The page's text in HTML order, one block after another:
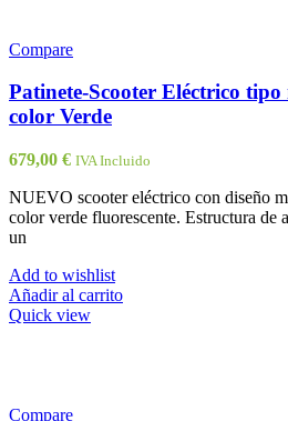
Compare
Patinete-Scooter Eléctrico
color Verde
679,00 € IVA Incluido
NUEVO scooter eléctrico con diseño
color verde fluorescente. Estructura de
un
Add to wishlist
Añadir al carrito
Quick view
Compare